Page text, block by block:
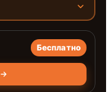
Бесплатно